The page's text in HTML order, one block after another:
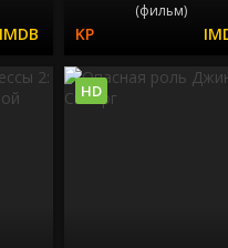
(фильм)
HD